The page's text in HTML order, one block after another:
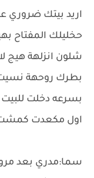
اريد بيتك ضروري
حخليلك المفتاح
شلون انزلهة هيج
بطرك روحهة نسيت
بسرعه دخلت للبيت
اول مكعدت كمشت
سما:مدري بعد